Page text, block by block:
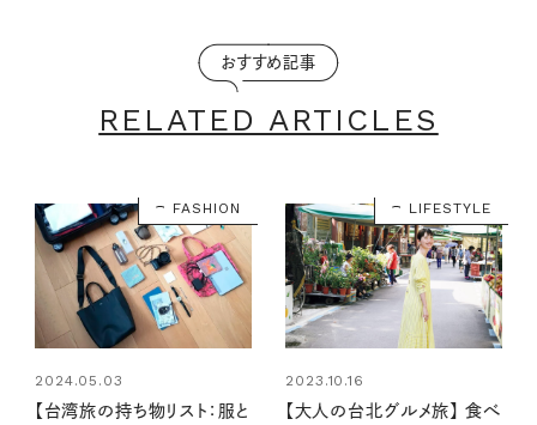
おすすめ記事
RELATED ARTICLES
FASHION
2024.05.03
【台湾旅の持ち物リスト：服と
LIFESTYLE
2023.10.16
【大人の台北グルメ旅】 食べ